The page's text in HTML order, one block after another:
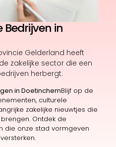
Bedrijven in
Gelderland heeft
zakelijke sector die een
herbergt.
in DoetinchemBlijf op de
culturele
zakelijke nieuwtjes die
Ontdek de
die onze stad vormgeven